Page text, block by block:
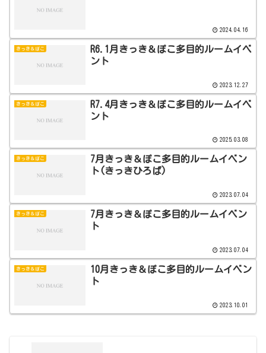
2024.04.16
きっき＆ぽこ
R6.1月きっき＆ぽこ多目的ルームイベ
ント
2023.12.27
きっき＆ぽこ
R7.4月きっき＆ぽこ多目的ルームイベ
ント
2025.03.08
きっき＆ぽこ
7月きっき＆ぽこ多目的ルームイベン
ト(きっきひろば)
2023.07.04
きっき＆ぽこ
7月きっき＆ぽこ多目的ルームイベン
ト
2023.07.04
きっき＆ぽこ
10月きっき＆ぽこ多目的ルームイベン
ト
2023.10.01